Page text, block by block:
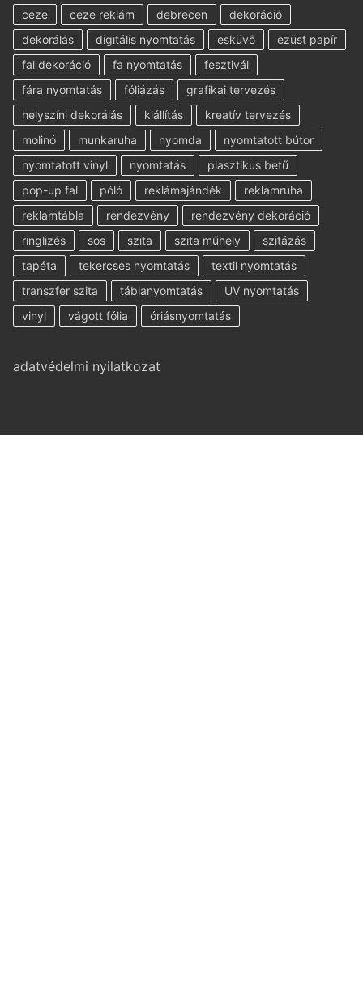
ceze ceze reklám debrecen
dekoráció
dekorálás
digitális nyomtatás esküvő
ezüst papír
fal dekoráció
fa nyomtatás
fesztivál
fára nyomtatás
fóliázás
grafikai tervezés
helyszíni dekorálás
kiállítás
kreatív tervezés
molinó
munkaruha nyomda
nyomtatott bútor
nyomtatott vinyl
nyomtatás
plasztikus betű
pop-up fal
póló reklámajándék
reklámruha
reklámtábla
rendezvény
rendezvény dekoráció
ringlizés
sos szita szita műhely
szitázás
tapéta
tekercses nyomtatás
textil nyomtatás
transzfer szita
táblanyomtatás
UV nyomtatás
vinyl
vágott fólia óriásnyomtatás
adatvédelmi nyilatkozat